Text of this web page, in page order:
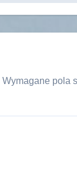
Wymagane pola